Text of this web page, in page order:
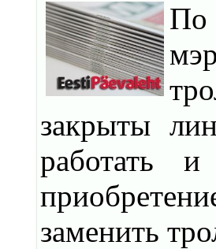
По
закрыты
работать
заменить